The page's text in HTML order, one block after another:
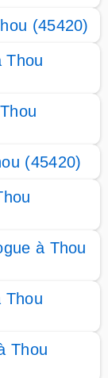
(45420)
Thou
(45420)
à Thou
Thou
Thou